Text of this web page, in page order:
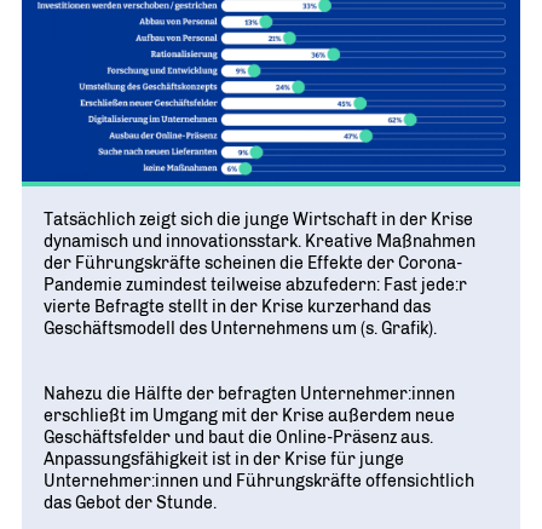
Partner
NETZWERKE WELTWEIT
Deutsche Industrie- und Handelskammer (DIHK)
Junior Chamber International (JCI)
G20 Young Entrepreneurs‘ Alliance
Know-how-Transfer
WIRTSCHAFT TRIFFT POLITIK
WJD Training
WJD TRAINING
Ein Tag Azubi
BERUFSEINSTIEG ERLEICHTERN
Wirtschaftswissen im Wettbewerb (w³)
WIRTSCHAFTSQUIZ FÜR SCHÜLER
CYE
CREATIVE YOUNG ENTREPRENEUR
Europa und die Welt
Beruf und Familie
Bildung und Fachkräfte
Energie und Nachhaltigkeit
POSITIONSPAPIERE, BROSCHÜREN
Magazin
DIE JUNGE WIRTSCHAFT
Tatsächlich zeigt sich die junge Wirtschaft in der Krise
dynamisch und innovationsstark. Kreative Maßnahmen
der Führungskräfte scheinen die Effekte der Corona-
Pandemie zumindest teilweise abzufedern: Fast jede:r
vierte Befragte stellt in der Krise kurzerhand das
Geschäftsmodell des Unternehmens um (s. Grafik).
Nahezu die Hälfte der befragten Unternehmer:innen
erschließt im Umgang mit der Krise außerdem neue
Geschäftsfelder und baut die Online-Präsenz aus.
Anpassungsfähigkeit ist in der Krise für junge
Unternehmer:innen und Führungskräfte offensichtlich
das Gebot der Stunde.